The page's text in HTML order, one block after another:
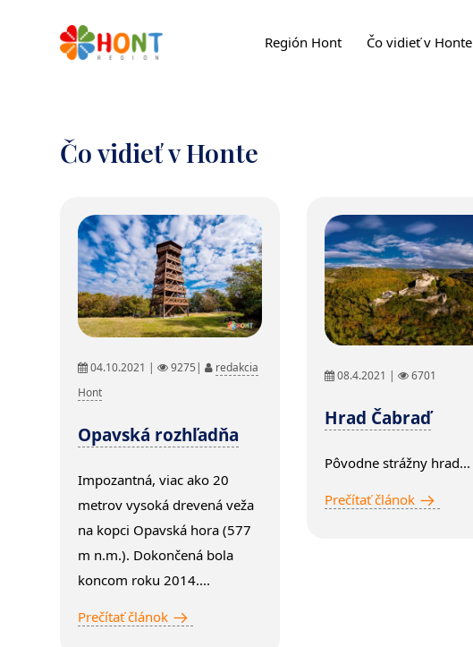
Región Hont Čo vidieť v Honte
Čo vidieť v Honte
04.10.2021 | 9275|
redakcia
Hont
Opavská rozhľadňa
Impozantná, viac ako 20
metrov vysoká drevená veža
na kopci Opavská hora (577
m n.m.). Dokončená bola
koncom roku 2014....
Prečítať článok
08.4.2021 | 6701
Hrad Čabraď
Pôvodne strážny hrad...
Prečítať článok